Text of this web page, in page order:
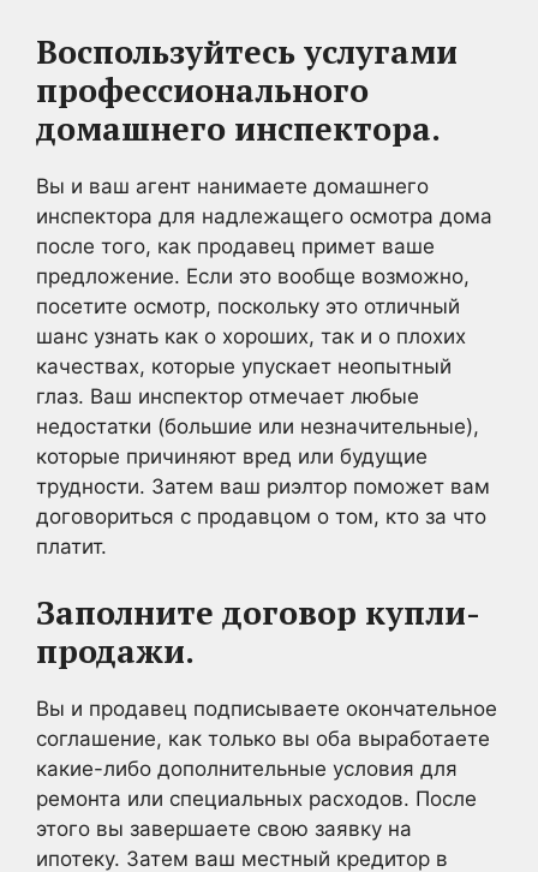
Воспользуйтесь услугами
профессионального
домашнего инспектора.
Вы и ваш агент нанимаете домашнего
инспектора для надлежащего осмотра дома
после того, как продавец примет ваше
предложение. Если это вообще возможно,
посетите осмотр, поскольку это отличный
шанс узнать как о хороших, так и о плохих
качествах, которые упускает неопытный
глаз. Ваш инспектор отмечает любые
недостатки (большие или незначительные),
которые причиняют вред или будущие
трудности. Затем ваш риэлтор поможет вам
договориться с продавцом о том, кто за что
платит.
Заполните договор купли-
продажи.
Вы и продавец подписываете окончательное
соглашение, как только вы оба выработаете
какие-либо дополнительные условия для
ремонта или специальных расходов. После
этого вы завершаете свою заявку на
ипотеку. Затем ваш местный кредитор в